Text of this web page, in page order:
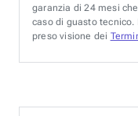
garanzia di 24 mesi
caso di guasto
preso visione dei